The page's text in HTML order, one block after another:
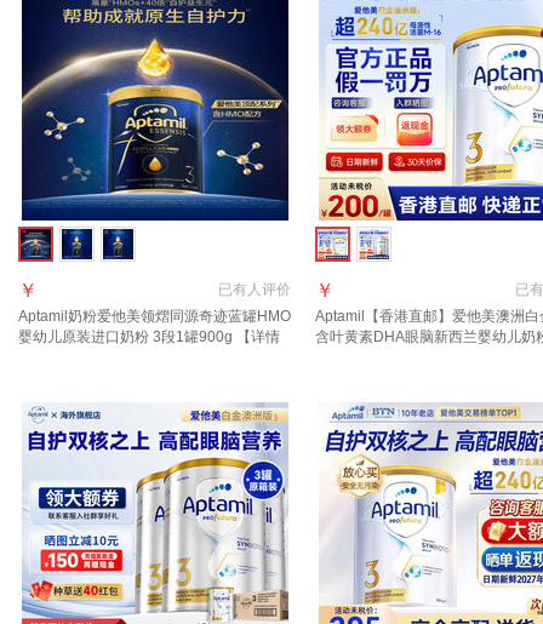
已有人评价
￥
Aptamil奶粉爱他美领熠同源奇迹蓝罐HMO
婴幼儿原装进口奶粉 3段1罐900g 【详情
已有
￥
Aptamil【香港直邮】爱他美澳洲白
含叶黄素DHA眼脑新西兰婴幼儿奶